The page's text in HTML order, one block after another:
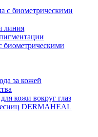
с биометрическими
линия
биометрическими
за кожей
кожи вокруг глаз
DERMAHEAL